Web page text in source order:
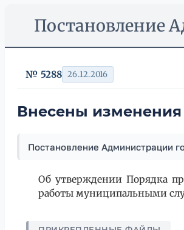
Постановление
№ 5288 26.12.2016
Внесены изменения
Постановление Администрации
Об утверждении Порядка
работы муниципальными